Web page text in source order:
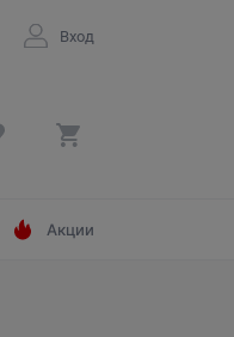
Вход
Акции